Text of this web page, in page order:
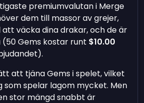
premiumvalutan i Merge
dem till massor av grejer,
väcka dina drakar, och de är
Gems kostar runt $10.00
att tjäna Gems i spelet, vilket
som spelar lagom mycket. Men
stor mängd snabbt är